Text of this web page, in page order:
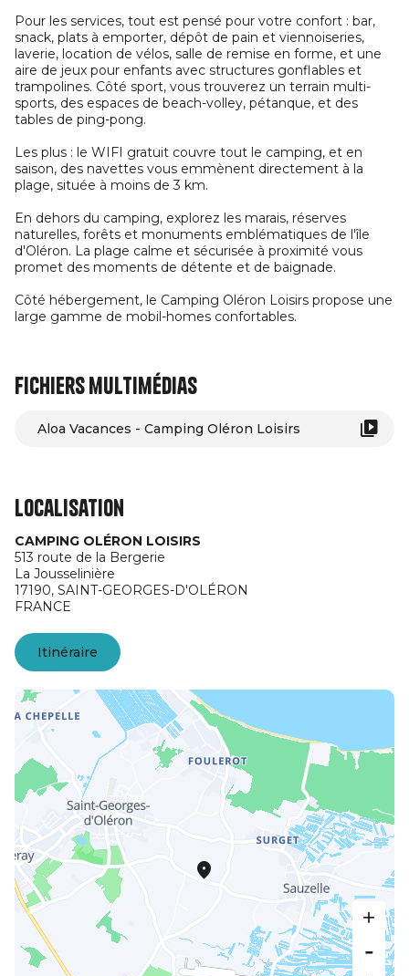
Pour les services, tout est pensé pour votre confort : bar,
snack, plats à emporter, dépôt de pain et viennoiseries,
laverie, location de vélos, salle de remise en forme, et une
aire de jeux pour enfants avec structures gonflables et
trampolines. Côté sport, vous trouverez un terrain multi-
sports, des espaces de beach-volley, pétanque, et des
tables de ping-pong.
Les plus : le WIFI gratuit couvre tout le camping, et en
saison, des navettes vous emmènent directement à la
plage, située à moins de 3 km.
En dehors du camping, explorez les marais, réserves
naturelles, forêts et monuments emblématiques de l'île
d'Oléron. La plage calme et sécurisée à proximité vous
promet des moments de détente et de baignade.
Côté hébergement, le Camping Oléron Loisirs propose une
large gamme de mobil-homes confortables.
Fichiers multimédias
Aloa Vacances - Camping Oléron Loisirs
Localisation
CAMPING OLÉRON LOISIRS
513 route de la Bergerie
La Jousselinière
17190, SAINT-GEORGES-D'OLÉRON
FRANCE
Itinéraire